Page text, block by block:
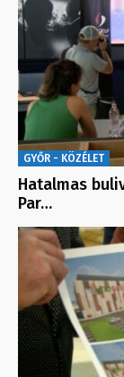
GYŐR - KÖZÉLET
Hatalmas
Par…